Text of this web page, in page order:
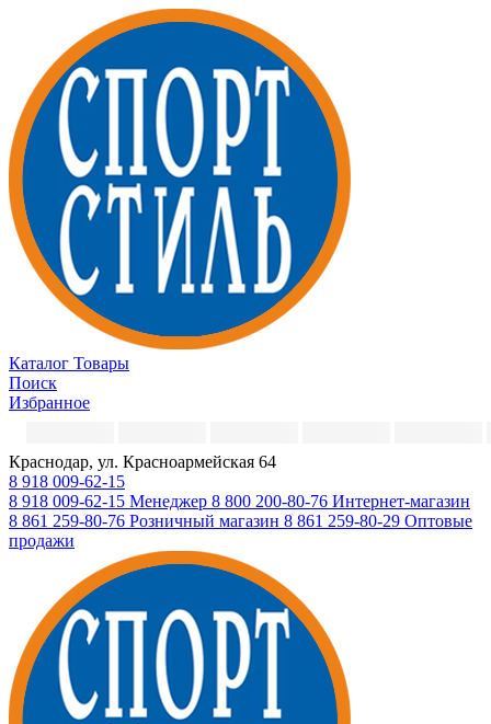
Каталог Товары
Поиск
Избранное
Краснодар, ул. Красноармейская 64
8 918 009-62-15
8 918 009-62-15 Менеджер 8 800 200-80-76 Интернет-магазин
8 861 259-80-76 Розничный магазин 8 861 259-80-29 Оптовые
продажи